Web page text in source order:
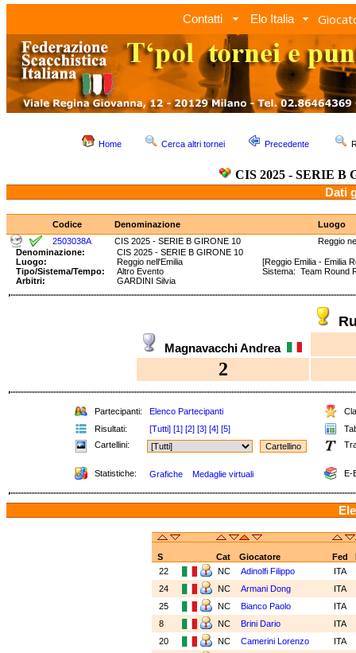
Contatti Elo Italia
Home Cerca altri tornei Precedente
CIS 2025 - SERIE B
Dati
Codice Denominazione
Luogo
2503038A
CIS 2025 - SERIE B GIRONE 10
Reggio
Denominazione:
CIS 2025 - SERIE B GIRONE 10
Luogo:
Reggio nell'Emilia
[Reggio Emilia - Emilia
Tipo/Sistema/Tempo:
Altro Evento
Sistema: Team
Arbitri:
GARDINI Silvia
Magnavacchi Andrea
2
Partecipanti: Elenco Partecipanti
Risultati:
[Tutti] [1] [2] [3] [4] [5]
Cartellini:
Statistiche: Grafiche Medaglie virtuali E-
S Cat Giocatore Fed
22
NC Adinolfi Filippo
ITA
24
NC Armani Dong
ITA
25
NC Bianco Paolo
ITA
8
NC Brini Dario
ITA
20
NC Camerini Lorenzo
ITA